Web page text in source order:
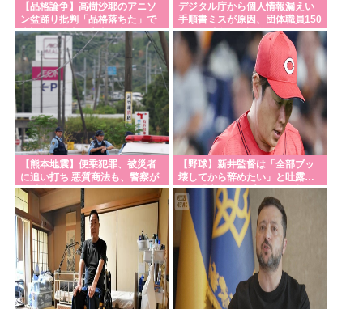
【品格論争】高樹沙耶のアニソ
ン盆踊り批判「品格落ちた」で
大論争！過去の大麻発言にも飛
び火
デジタル庁から個人情報漏えい
手順書ミスが原因、団体職員150
人分の氏名など誤送付
【熊本地震】便乗犯罪、被災者
に追い打ち 悪質商法も、警察が
警戒強化
【野球】新井監督は「全部ブッ
壊してから辞めたい」と吐露…
いま「広島カープ」で何が起き
ているのか？